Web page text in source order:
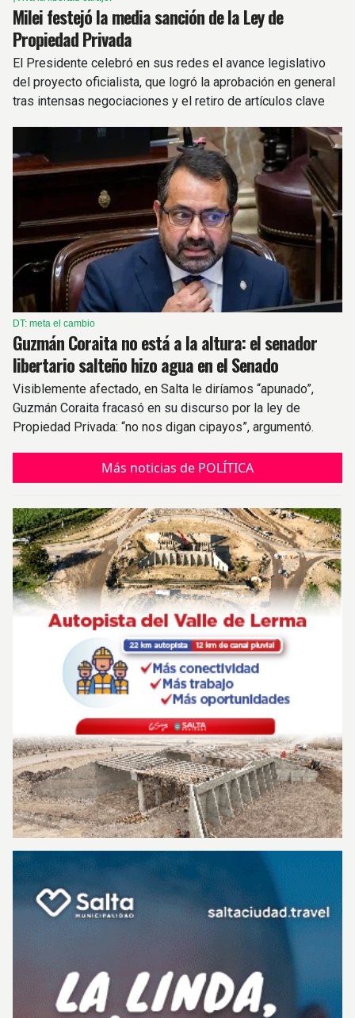
Milei festejó la media sanción de la Ley de
Propiedad Privada
El Presidente celebró en sus redes el avance legislativo
del proyecto oficialista, que logró la aprobación en general
tras intensas negociaciones y el retiro de artículos clave
DT: meta el cambio
Guzmán Coraita no está a la altura: el senador
libertario salteño hizo agua en el Senado
Visiblemente afectado, en Salta le diríamos “apunado”,
Guzmán Coraita fracasó en su discurso por la ley de
Propiedad Privada: “no nos digan cipayos”, argumentó.
Más noticias de POLÍTICA